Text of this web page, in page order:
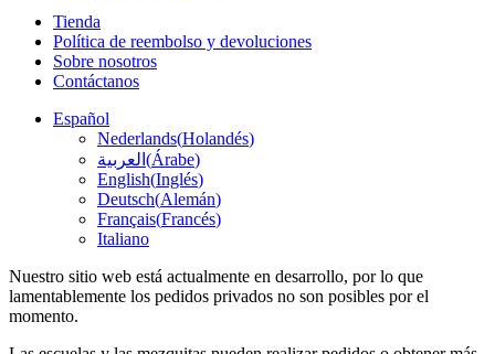
Tienda
Política de reembolso y devoluciones
Sobre nosotros
Contáctanos
Español
Nederlands(Holandés)
العربية (Árabe)
English(Inglés)
Deutsch(Alemán)
Français(Francés)
Italiano
Nuestro sitio web está actualmente en desarrollo, por lo que
lamentablemente los pedidos privados no son posibles por el
momento.